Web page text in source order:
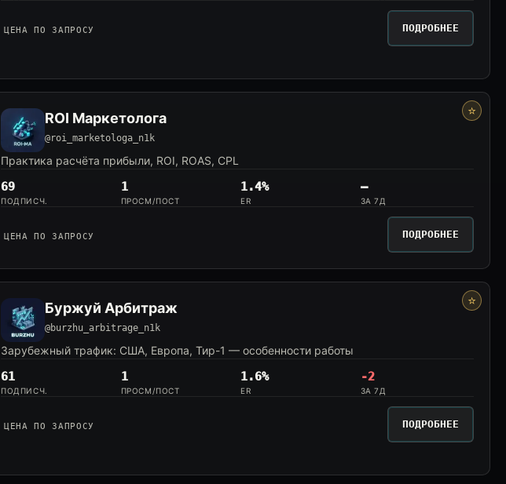
ЦЕНА ПО ЗАПРОСУ ПОДРОБНЕЕ
⭐
ROI Маркетолога
@roi_marketologa_n1k
Практика расчёта прибыли, ROI, ROAS, CPL
69
ПОДПИСЧ.
1
ПРОСМ/ПОСТ
1.4%
ER
—
ЗА 7Д
ЦЕНА ПО ЗАПРОСУ ПОДРОБНЕЕ
⭐
Буржуй Арбитраж
@burzhu_arbitrage_n1k
Зарубежный трафик: США, Европа, Тир-1 — особенности работы
61
ПОДПИСЧ.
1
ПРОСМ/ПОСТ
1.6%
ER
-2
ЗА 7Д
ЦЕНА ПО ЗАПРОСУ ПОДРОБНЕЕ